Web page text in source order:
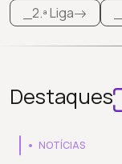
_2.ª Liga
Destaques
NOTÍCIAS